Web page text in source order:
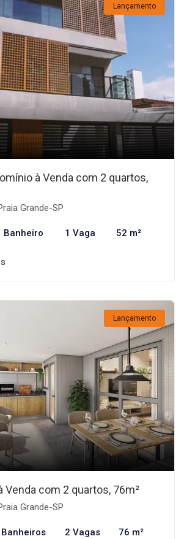
Lançamento
à Venda com 2 quartos,
Grande-SP
Banheiro 1 Vaga 52 m²
Lançamento
Venda com 2 quartos, 76m²
Grande-SP
Banheiros 2 Vagas 76 m²